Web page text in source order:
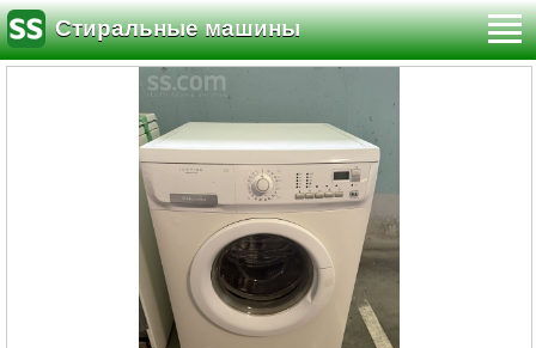
Стиральные машины